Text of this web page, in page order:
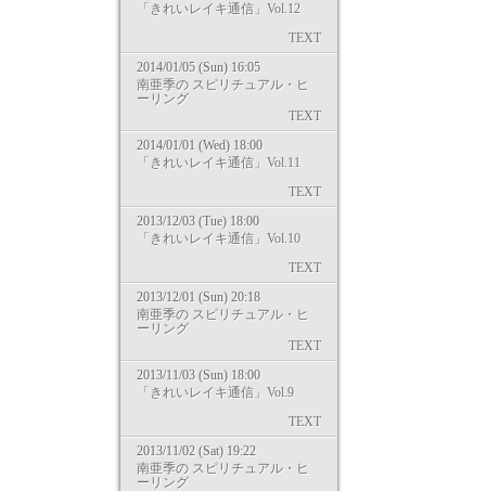
「きれいレイキ通信」Vol.12
TEXT
2014/01/05 (Sun) 16:05
南亜季の スピリチュアル・ヒ
ーリング
TEXT
2014/01/01 (Wed) 18:00
「きれいレイキ通信」Vol.11
TEXT
2013/12/03 (Tue) 18:00
「きれいレイキ通信」Vol.10
TEXT
2013/12/01 (Sun) 20:18
南亜季の スピリチュアル・ヒ
ーリング
TEXT
2013/11/03 (Sun) 18:00
「きれいレイキ通信」Vol.9
TEXT
2013/11/02 (Sat) 19:22
南亜季の スピリチュアル・ヒ
ーリング